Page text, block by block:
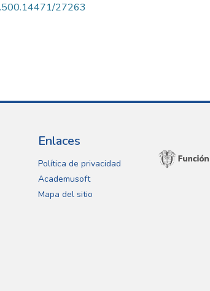
27263
Enlaces
Política de privacidad
Academusoft
Mapa del sitio